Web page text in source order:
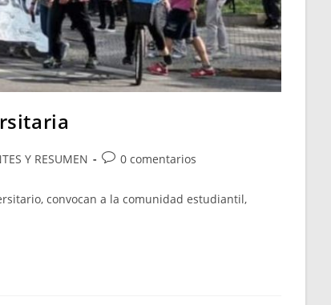
Y RESUMEN 0 comentarios
convocan a la comunidad estudiantil,